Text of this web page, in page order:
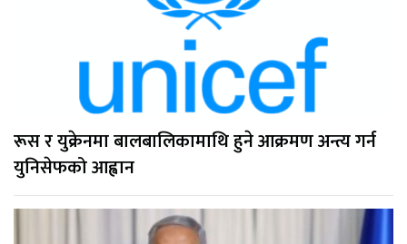
रूस र युक्रेनमा बालबालिकामाथि हुने आक्रमण अन्त्य गर्न
युनिसेफको आह्वान